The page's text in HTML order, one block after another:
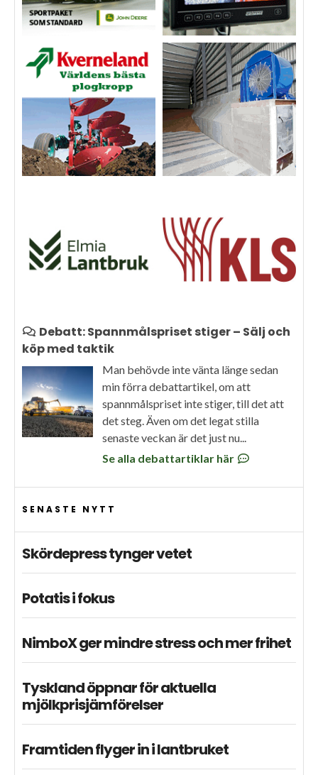
Debatt: Spannmålspriset stiger – Sälj och
köp med taktik
Man behövde inte vänta länge sedan
min förra debattartikel, om att
spannmålspriset inte stiger, till det att
det steg. Även om det legat stilla
senaste veckan är det just nu...
Se alla debattartiklar här
SENASTE NYTT
Skördepress tynger vetet
Potatis i fokus
NimboX ger mindre stress och mer frihet
Tyskland öppnar för aktuella
mjölkprisjämförelser
Framtiden flyger in i lantbruket